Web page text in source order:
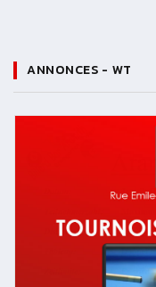
ANNONCES - WT